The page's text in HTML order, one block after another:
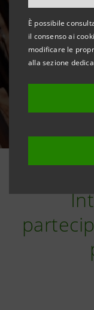
È possibile
il consenso ai
modificare le
alla sezione